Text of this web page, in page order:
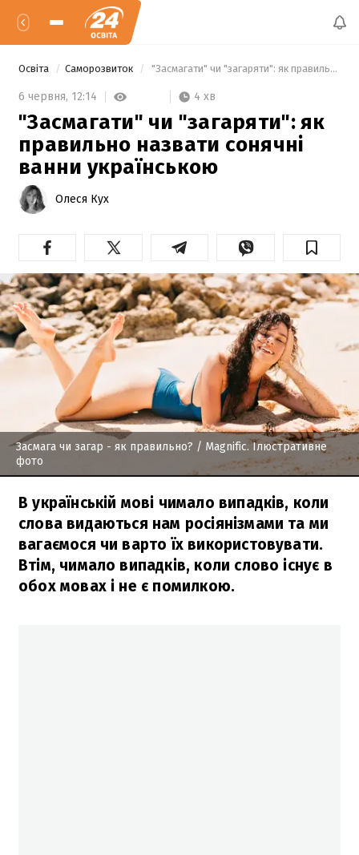
Освіта Саморозвиток "Засмагати" чи "загаряти": як правильно назвати сонячні ванни українською
6 червня, 12:14 4 хв
"Засмагати" чи "загаряти": як
правильно назвати сонячні
ванни українською
Олеся Кух
Засмага чи загар - як правильно? / Мagnific. Ілюстративне
фото
В українській мові чимало випадків, коли
слова видаються нам росіянізмами та ми
вагаємося чи варто їх використовувати.
Втім, чимало випадків, коли слово існує в
обох мовах і не є помилкою.